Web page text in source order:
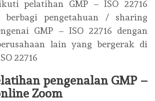
pelatihan GMP – ISO 22716
berbagi pengetahuan / sharing
GMP – ISO 22716 dengan
lain yang bergerak di
22716
pengenalan GMP –
Zoom